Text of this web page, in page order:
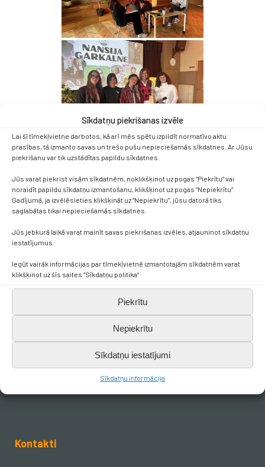
Sīkdatņu piekrišanas izvēle
Lai šī tīmekļvietne darbotos, kā arī mēs spētu izpildīt normatīvo aktu
prasības, tā izmanto savas un trešo pušu nepieciešamās sīkdatnes. Ar Jūsu
piekrišanu var tik uzstādītas papildu sīkdatnes.
Jūs varat piekrist visām sīkdatnēm, noklikšķinot uz pogas “Piekrītu” vai
noraidīt papildu sīkdatņu izmantošanu, klikšķinot uz pogas “Nepiekrītu”.
Gadījumā, ja izvēlēsieties klikšķināt uz “Nepiekrītu”, jūsu datorā tiks
saglabātas tikai nepieciešamās sīkdatnes.
Jūs jebkurā laikā varat mainīt savas piekrišanas izvēles, atjauninot sīkdatņu
iestatījumus.
Iegūt vairāk informācijas par tīmekļvietnē izmantotajām sīkdatnēm varat
klikšķinot uz šīs saites “Sīkdatņu politika”
Piekrītu
Nepiekrītu
Sīkdatņu iestatījumi
Sīkdatņu informācija
Kontakti